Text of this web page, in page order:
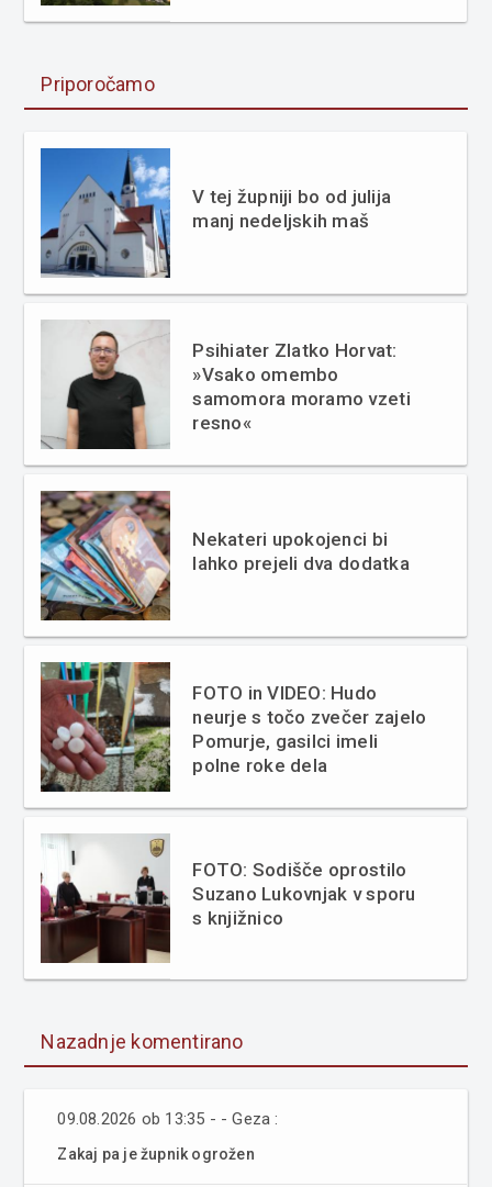
Priporočamo
V tej župniji bo od julija
manj nedeljskih maš
Psihiater Zlatko Horvat:
»Vsako omembo
samomora moramo vzeti
resno«
Nekateri upokojenci bi
lahko prejeli dva dodatka
FOTO in VIDEO: Hudo
neurje s točo zvečer zajelo
Pomurje, gasilci imeli
polne roke dela
FOTO: Sodišče oprostilo
Suzano Lukovnjak v sporu
s knjižnico
Nazadnje komentirano
09.08.2026 ob 13:35 - - Geza :
Zakaj pa je župnik ogrožen